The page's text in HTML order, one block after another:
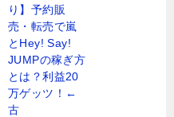
り】予約販
売・転売で嵐
とHey! Say!
JUMPの稼ぎ方
とは？利益20
万ゲッツ！←
古